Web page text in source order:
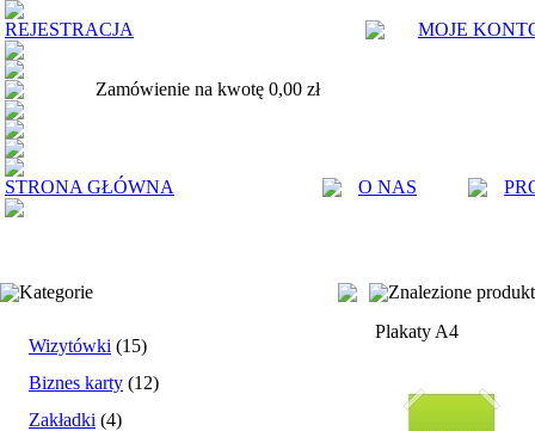
REJESTRACJA MOJE
Zamówienie na kwotę 0,00 zł
STRONA GŁÓWNA O NAS
Kategorie
Wizytówki (15)
Biznes karty (12)
Zakładki (4)
Znalezione
Plakaty A4